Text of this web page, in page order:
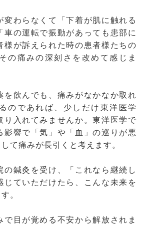
変わらなくて「下着が肌に触れる
車の運転で振動があっても患部に
様が訴えられた時の患者様たちの
の痛みの深刻さを改めて感じま
を飲んでも、痛みがなかなか取れ
のであれば、少しだけ東洋医学
り入れてみませんか。東洋医学で
影響で「気」や「血」の巡りが悪
て痛みが長引くと考えます。
の鍼灸を受け、「これなら継続し
じていただけたら、こんな未来を
。
で目が覚める不安から解放されま